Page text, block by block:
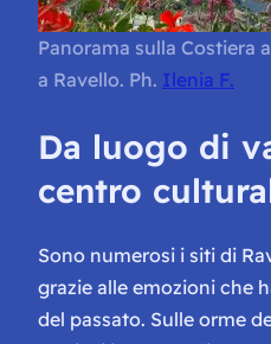
Panorama sulla Costiera
a Ravello. Ph. Ilenia F.
Da luogo di
centro
Sono numerosi i siti di
grazie alle emozioni che
del passato. Sulle orme